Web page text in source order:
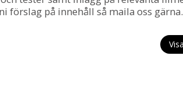
förslag på innehåll så maila oss gärna.
Visa